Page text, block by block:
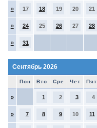
» 17 18 19 20 21
» 24 25 26 27 28
» 31
Сентябрь 2026
Пон Вто Сре Чет Пят
» 1 2 3 4
» 7 8 9 10 11